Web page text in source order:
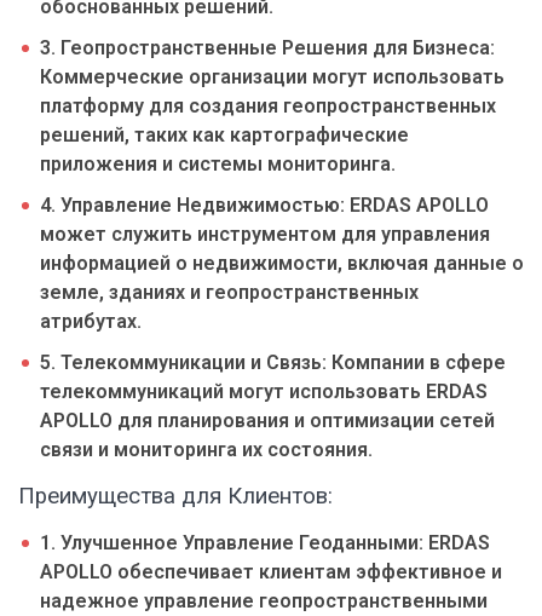
обоснованных решений.
3. Геопространственные Решения для Бизнеса:
Коммерческие организации могут использовать
платформу для создания геопространственных
решений, таких как картографические
приложения и системы мониторинга.
4. Управление Недвижимостью: ERDAS APOLLO
может служить инструментом для управления
информацией о недвижимости, включая данные о
земле, зданиях и геопространственных
атрибутах.
5. Телекоммуникации и Связь: Компании в сфере
телекоммуникаций могут использовать ERDAS
APOLLO для планирования и оптимизации сетей
связи и мониторинга их состояния.
Преимущества для Клиентов:
1. Улучшенное Управление Геоданными: ERDAS
APOLLO обеспечивает клиентам эффективное и
надежное управление геопространственными